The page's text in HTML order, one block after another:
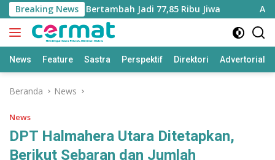
Langsung
ke
konten
Breaking News
Utara Bertambah Jadi 77,85 Ribu Jiwa Aplikasi
News Feature Sastra Perspektif Direktori Advertorial
Beranda News
News
DPT Halmahera Utara Ditetapkan,
Berikut Sebaran dan Jumlah